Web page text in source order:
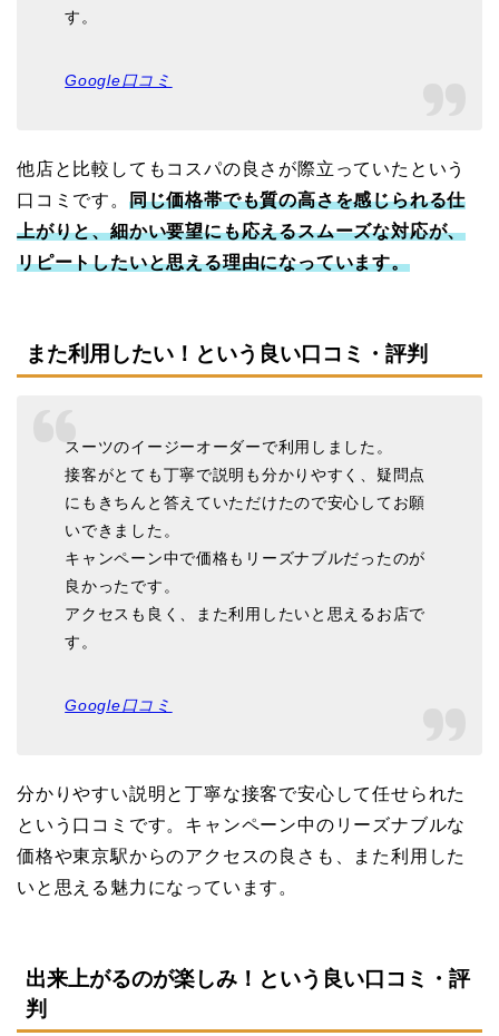
す。
Google口コミ
他店と比較してもコスパの良さが際立っていたという
口コミです。 同じ価格帯でも質の高さを感じられる仕
上がりと、細かい要望にも応えるスムーズな対応が、
リピートしたいと思える理由になっています。
また利用したい！という良い口コミ・評判
スーツのイージーオーダーで利用しました。
接客がとても丁寧で説明も分かりやすく、疑問点
にもきちんと答えていただけたので安心してお願
いできました。
キャンペーン中で価格もリーズナブルだったのが
良かったです。
アクセスも良く、また利用したいと思えるお店で
す。
Google口コミ
分かりやすい説明と丁寧な接客で安心して任せられた
という口コミです。キャンペーン中のリーズナブルな
価格や東京駅からのアクセスの良さも、また利用した
いと思える魅力になっています。
出来上がるのが楽しみ！という良い口コミ・評
判